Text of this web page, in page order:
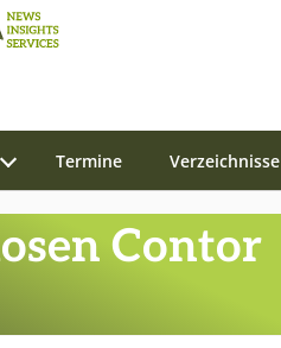
Termine Verzeichnisse
Contor